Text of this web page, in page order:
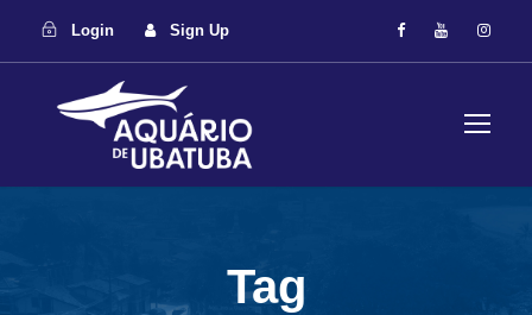
Login Sign Up
Tag